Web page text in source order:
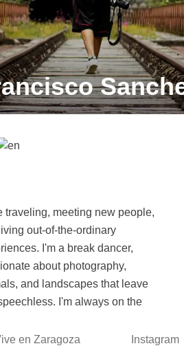
traveling, meeting new people,
out-of-the-ordinary
I'm a break dancer,
about photography,
and landscapes that leave
I'm always on the
looking for the next adventure
good story to tell. I enjoy
out of my comfort zone, trying
and turning every trip into
en Zaragoza Instagram